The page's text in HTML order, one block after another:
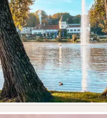
Föregående bild